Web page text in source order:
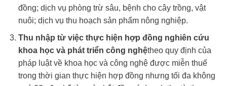
đồng; dịch vụ phòng trừ sâu, bệnh cho cây trồng, vật
nuôi; dịch vụ thu hoạch sản phẩm nông nghiệp.
Thu nhập từ việc thực hiện hợp đồng nghiên cứu
khoa học và phát triển công nghệtheo quy định của
pháp luật về khoa học và công nghệ được miễn thuế
trong thời gian thực hiện hợp đồng nhưng tối đa không